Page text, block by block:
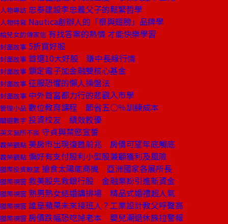
人物專訪 忠泰建設李忠義父子的鬆緊哲學
人物特寫 Nautica創辦人的「根與翅膀」品牌學
給兒女的傳家信 有找答案的熱情 才能快樂學習
封面故事 5折買好股
封面故事 首選10大好股 賺中長線行情
封面故事 鎖定電子加金融雙核心基金
封面故事 征服恐懼的懶人操盤法
封面故事 中外首富都力行的悲觀入市學
管理小品 數位教育課程 節省五○％訓練成本
關鍵數字 投資校友 績效較優
英文無所不談 守貞與禁慾宣誓
霸榮觀點 美房市出現復甦前兆 房價可望年底觸底
霸榮觀點 偏好有支付股利小型股兼顧獲利及風險
國際投資瞭望 搶食太陽能商機 亞洲國家各展所長
國際視窗 救美股先救銀行股 金融業盼引進新資金
國際視窗 熟男熟女結婚講排場 精品式婚禮超人氣
國際視窗 誰是蘋果未來接班人？工業設計教父呼聲高
國際視窗 房價跌幅恐吃掉老本 嬰兒潮退休族拉警報